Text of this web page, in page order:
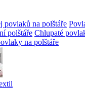
povlaků na polštáře
polštáře Chlupaté
na polštáře